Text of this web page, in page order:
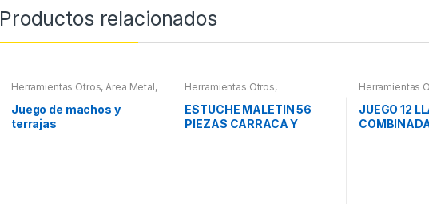
Productos relacionados
Herramientas Otros,Area Metal,
Maletines Herramientas,
Extractores, Compresímetros,
otros
Juego de machos y
terrajas
Herramientas Otros,
Herramientas De Mano,
Maletines Herramientas,
Extractores, Compresímetros,
ESTUCHE MALETIN 56
PIEZAS CARRACA Y
Herramientas
Herramientas
JUEGO 12